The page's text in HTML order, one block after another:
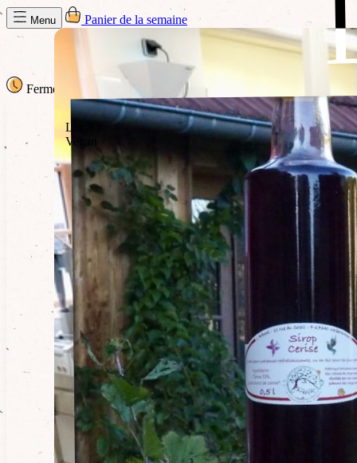
Menu Panier de la semaine
Fermé · Ouvre à 09h30
Local
Vegan